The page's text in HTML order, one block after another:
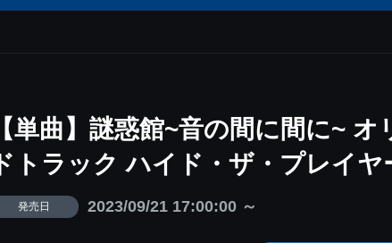
【単曲】謎惑館~音の間に間に~
ドトラック ハイド・ザ・プレイヤ
発売日 2023/09/21 17:00:00 ～